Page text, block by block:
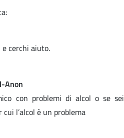
e cerchi aiuto.
Anon
con problemi di alcol o se sei
l’alcol è un problema